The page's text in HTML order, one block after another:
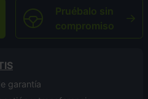
Pruébalo sin
compromiso
garantía